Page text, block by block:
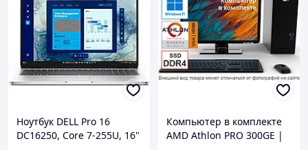
Ноутбук DELL Pro 16
DC16250, Core 7-255U, 16"
Компьютер в комплекте
AMD Athlon PRO 300GE |